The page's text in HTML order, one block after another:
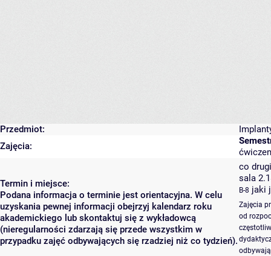
Przedmiot:
Zajęcia:
Termin i miejsce:
Podana informacja o terminie jest orientacyjna. W celu
uzyskania pewnej informacji obejrzyj kalendarz roku
akademickiego lub skontaktuj się z wykładowcą
(nieregularności zdarzają się przede wszystkim w
przypadku zajęć odbywających się rzadziej niż co tydzień).
co
sala
B-8 jaki
Zajęcia
od